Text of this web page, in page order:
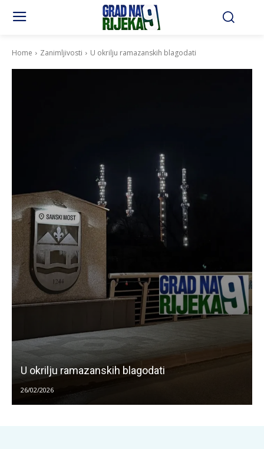
Home Zanimljivosti U okrilju ramazanskih blagodati
U okrilju ramazanskih blagodati
26/02/2026